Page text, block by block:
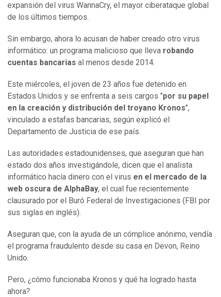
expansión del virus WannaCry, el mayor ciberataque global
de los últimos tiempos.
Sin embargo, ahora lo acusan de haber creado otro virus
informático: un programa malicioso que lleva robando
cuentas bancarias al menos desde 2014.
Este miércoles, el joven de 23 años fue detenido en
Estados Unidos y se enfrenta a seis cargos "por su papel
en la creación y distribución del troyano Kronos",
vinculado a estafas bancarias, según explicó el
Departamento de Justicia de ese país.
Las autoridades estadounidenses, que aseguran que han
estado dos años investigándole, dicen que el analista
informático hacía dinero con el virus en el mercado de la
web oscura de AlphaBay, el cual fue recientemente
clausurado por el Buró Federal de Investigaciones (FBI por
sus siglas en inglés).
Aseguran que, con la ayuda de un cómplice anónimo, vendía
el programa fraudulento desde su casa en Devon, Reino
Unido.
Pero, ¿cómo funcionaba Kronos y qué ha logrado hasta
ahora?